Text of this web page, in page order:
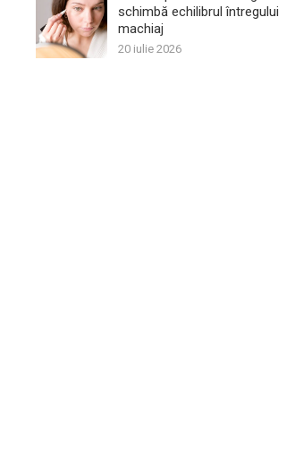
schimbă echilibrul întregului
machiaj
20 iulie 2026